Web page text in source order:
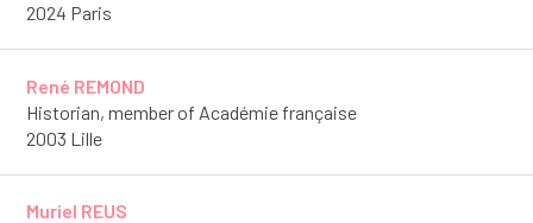
2024 Paris
René REMOND
Historian, member of Académie française
2003 Lille
Muriel REUS